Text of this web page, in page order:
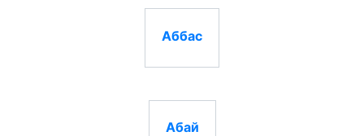
Аббас
Абай